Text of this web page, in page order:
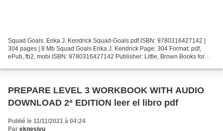
Squad Goals. Erika J. Kendrick Squad-Goals.pdf ISBN: 9780316427142 |
304 pages | 8 Mb Squad Goals Erika J. Kendrick Page: 304 Format: pdf,
ePub, fb2, mobi ISBN: 9780316427142 Publisher: Little, Brown Books for
PREPARE LEVEL 3 WORKBOOK WITH AUDIO
DOWNLOAD 2ª EDITION leer el libro pdf
Publié le 11/11/2021 à 04:24
Par eknesivu